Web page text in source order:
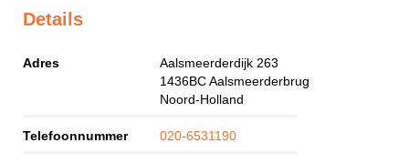
Details
Adres
Aalsmeerderdijk 263
1436BCAalsmeerderbrug
Noord-Holland
Telefoonnummer 020-6531190